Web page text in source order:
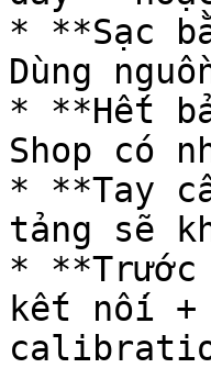
* **Sạc
Dùng
* **Hết
Shop có
* **Tay
tảng sẽ
* **Trước
kết nối +